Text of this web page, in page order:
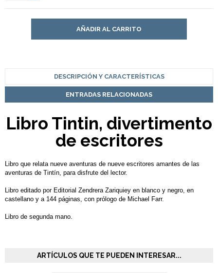
AÑADIR AL CARRITO
DESCRIPCIÓN Y CARACTERÍSTICAS
ENTRADAS RELACIONADAS
Libro Tintin, divertimento
de escritores
Libro que relata nueve aventuras de nueve escritores amantes de las
aventuras de Tintín, para disfrute del lector.
Libro editado por Editorial Zendrera Zariquiey en blanco y negro, en
castellano y a 144 páginas, con prólogo de Michael Farr.
Libro de segunda mano.
ARTÍCULOS QUE TE PUEDEN INTERESAR...